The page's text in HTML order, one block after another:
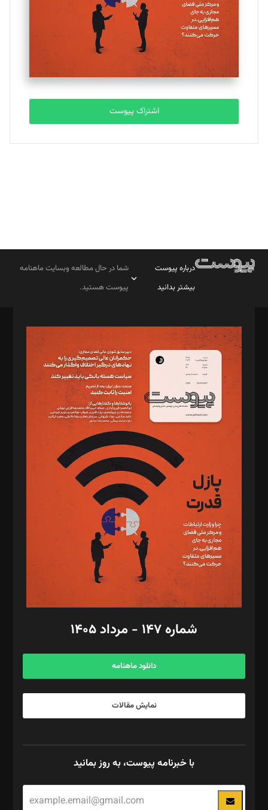
ملینا جعفری
تحریریه
مصطفی مسجدی آرانی
تحریریه
بابک نقاش
تحریریه
اشتراک پیوست
درباره پیوست
بیشتر بدانید
شما در حال مطالعه وبسایت ماهنامه
پیوست هستید.
مدیر مسئول: محمدباقر اثنی‌عشری
سردبیر: مهرک محمودی
دبیر تحریریه: میثم قاسمی
د‌بیر ناداستان: سمانه سمیع
د‌بیر خدمت و تجارت: ابوالفضل رجبی
د‌بیر حقوق فناوری: حسام‌الدین ایپکچی
د‌بیر پیوست جهان: مینا پاکدل
د‌بیر تحریریه آنلاین: بابک نقاش
تحریریه‌: مجتبی محمود‌ی، آرش برهمند، یسنا امان‌پور، سروش کرمیان،
مصطفی مسجدی آرانی، ابوالفضل رجبی، زهرا فکرانه، فائزه فتحی
رستمی،مصطفی باستان
ویرایش: نگار استاد‌‌آقا
طراح یونیفرم: مجید توکلی
فیلمبرداری و عکاسی: امیر شفیعی، مانی لطفی زاده
گرافیک و صفحه‌آرایی: سید‌سبحان‌علی ثابت
مد‌یر توسعه تجاری: کامبیز برید‌
امور مالی: شاپور رهبری، محمد‌ کاظمی‌نیا
آگهی و مشترکین: ۰۹۱۹۹۹۹۰۴۵۴
شماره ۱۴۷ - مرداد ۱۴۰۵
دانلود ماهنامه
نمایش مقالات
با خبرنامه پیوست، به روز بمانید